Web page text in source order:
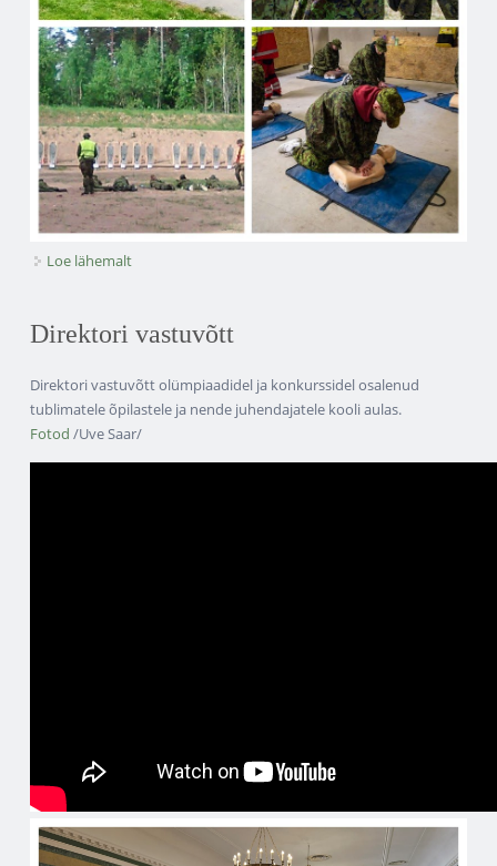
Loe lähemalt
Direktori vastuvõtt
Direktori vastuvõtt olümpiaadidel ja konkurssidel osalenud
tublimatele õpilastele ja nende juhendajatele kooli aulas.
Fotod /Uve Saar/